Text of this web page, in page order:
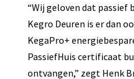
“Wij geloven dat passief
Kegro Deuren is er dan
KegaPro+
PassiefHuis certificaat
ontvangen,” zegt Henk